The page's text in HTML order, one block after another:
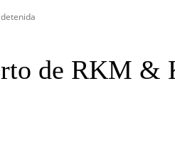
de RKM &